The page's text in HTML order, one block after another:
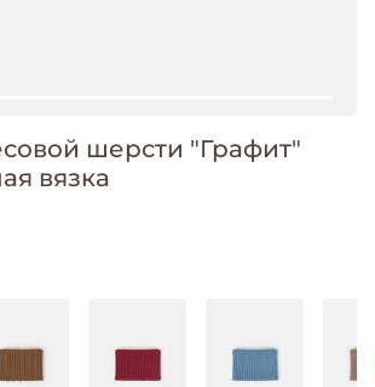
шерсти "Графит"
вязка